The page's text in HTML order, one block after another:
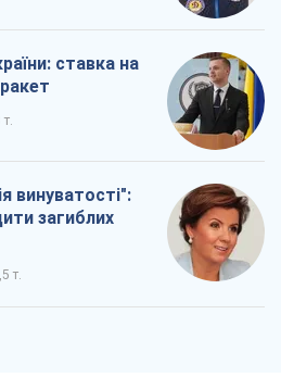
ставка на
т.
винуватості":
загиблих
т.